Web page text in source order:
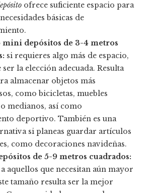
ofrece suficiente espacio para
básicas de
mini depósitos de 3-4 metros
si requieres algo más de espacio,
ser la elección adecuada. Resulta
almacenar objetos más
como bicicletas, muebles
medianos, así como
deportivo. También es una
si planeas guardar artículos
como decoraciones navideñas.
de 5-9 metros cuadrados:
aquellos que necesitan aún mayor
tamaño resulta ser la mejor